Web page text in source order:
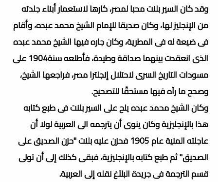
وقد كان السير بلنت محبا لمصر، كارها لاستعمار أبناء جلدته
من الإنجليز لها، وكان صديقا للإمام الشيخ محمد عبده، وأقام
فى ضيعة له فى المطرية، وكان جاره فيها الشيخ محمد عبده
الذى انعقدت بينهما صداقة وطيدة، فأطلعه سنة1904 على
مسودات التاريخ السرى لاحتلال إنجلترا مصر، فراجعها الشيخ،
وصحح ما رآه فيها مستحقًا للتصحيح.
وكان الشيخ محمد عبده يلح على السير بلنت فى طبع كتابه
هذا بالإنجليزية وكان ينوى أن يترجمه الى العربية لولا أن
عاجلته المنية عام 1905 فحزن عليه بلنت "حزن الصديق على
الصديق" ثم طبع كتابه بالإنجليزية، فبقى كذلك إلى أن تولى
قسم الترجمة فى جريدة البلآغ نقله إلى العربية.